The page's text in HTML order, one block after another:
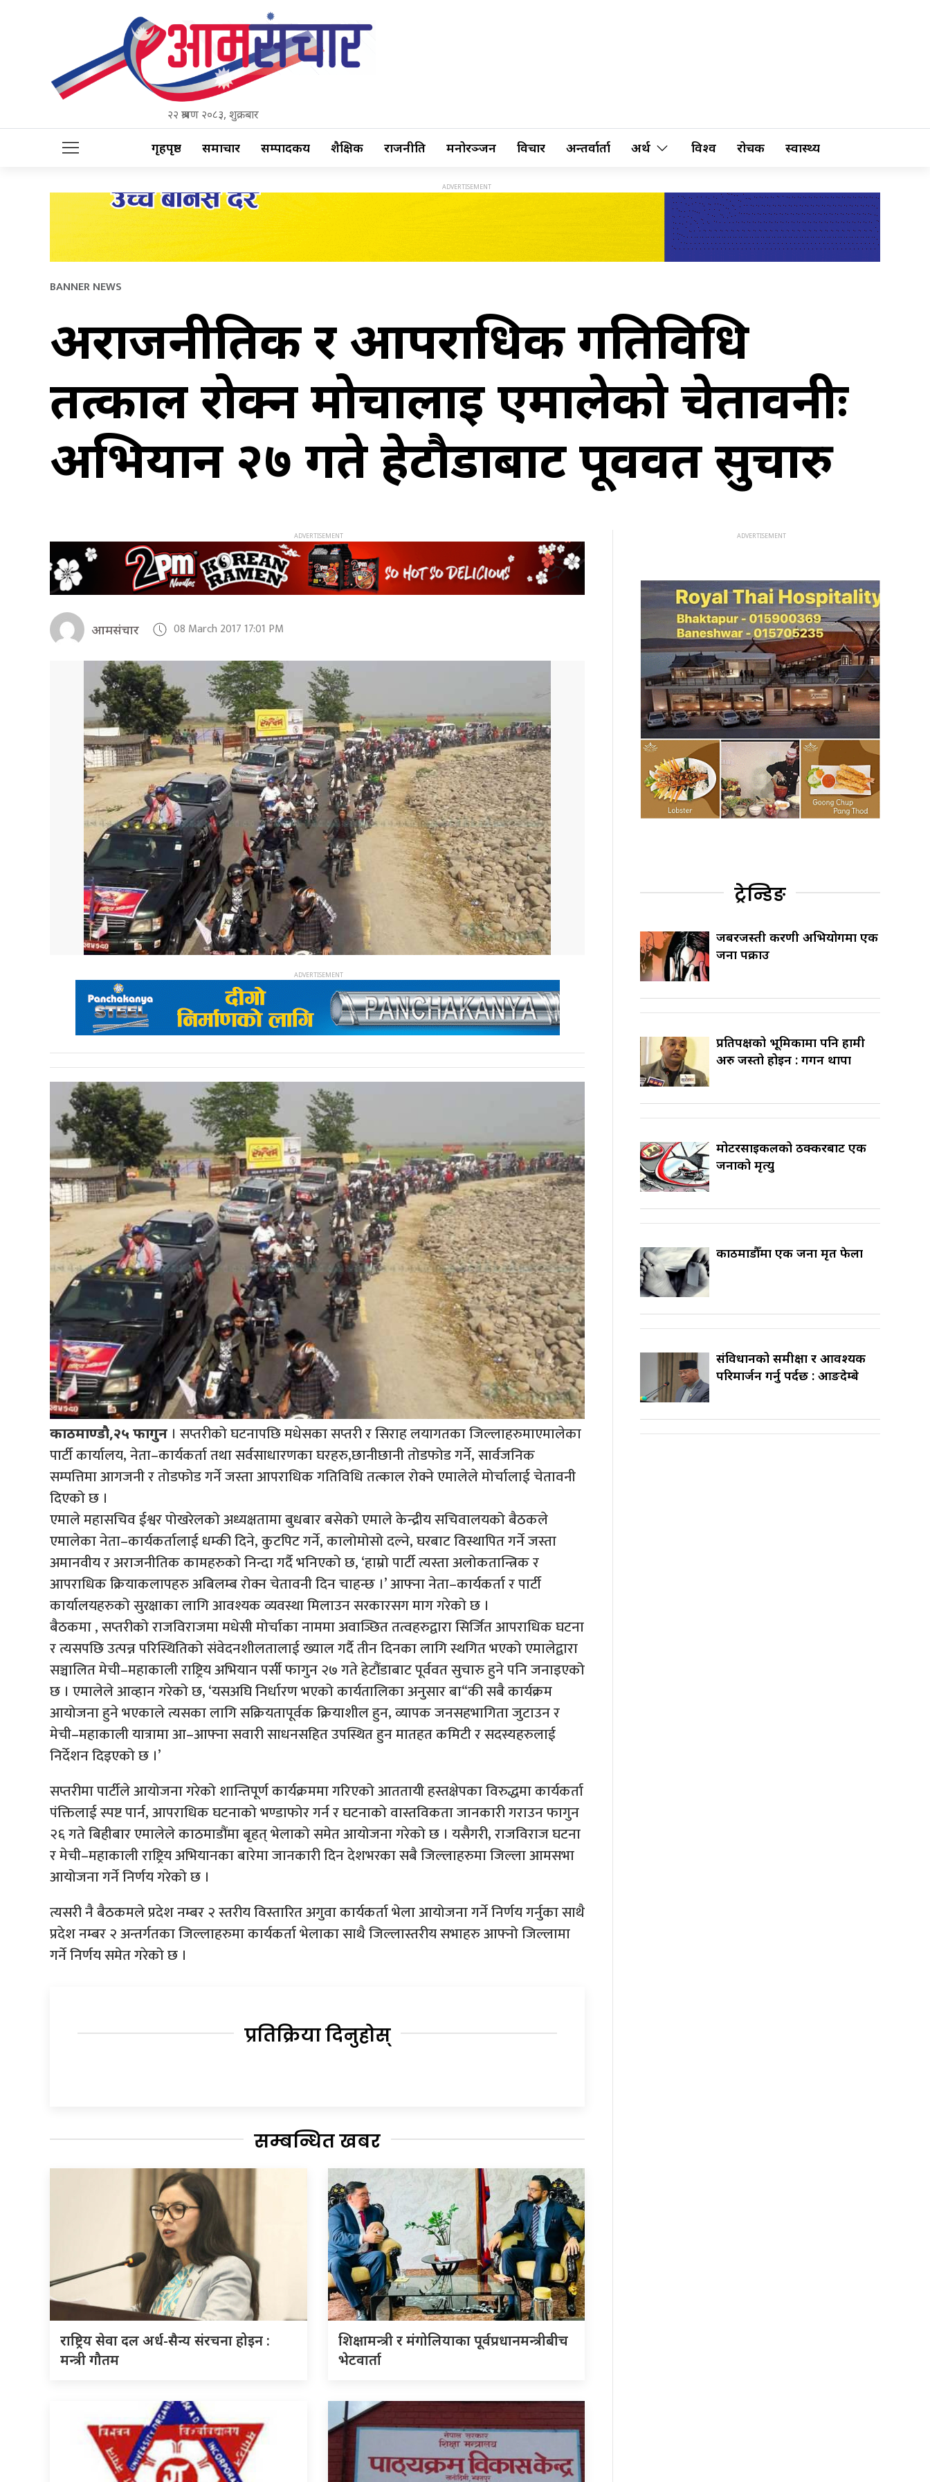
२२ श्रावण २०८३, शुक्रबार
गृहपृष्ठ समाचार सम्पादकीय शैक्षिक राजनीति मनोरञ्जन विचार अन्तर्वार्ता अर्थ विश्व रोचक स्वास्थ्य
BANNER NEWS
अराजनीतिक र आपराधिक गतिविधि
तत्काल रोक्न मोर्चालाई एमालेको चेतावनीः
अभियान २७ गते हेटौडाबाट पूर्ववत सुचारु
आमसंचार 08 March 2017 17:01 PM
काठमाण्डौ,२५ फागुन । सप्तरीको घटनापछि मधेसका सप्तरी र सिराह लयागतका जिल्लाहरुमाएमालेका
पार्टी कार्यालय, नेता–कार्यकर्ता तथा सर्वसाधारणका घरहरु,छानीछानी तोडफोड गर्ने, सार्वजनिक
सम्पत्तिमा आगजनी र तोडफोड गर्ने जस्ता आपराधिक गतिविधि तत्काल रोक्ने एमालेले मोर्चालाई चेतावनी
दिएको छ ।
एमाले महासचिव ईश्वर पोखरेलको अध्यक्षतामा बुधबार बसेको एमाले केन्द्रीय सचिवालयको बैठकले
एमालेका नेता–कार्यकर्तालाई धम्की दिने, कुटपिट गर्ने, कालोमोसो दल्ने, घरबाट विस्थापित गर्ने जस्ता
अमानवीय र अराजनीतिक कामहरुको निन्दा गर्दै भनिएको छ, ‘हाम्रो पार्टी त्यस्ता अलोकतान्त्रिक र
आपराधिक क्रियाकलापहरु अबिलम्ब रोक्न चेतावनी दिन चाहन्छ ।’ आफ्ना नेता–कार्यकर्ता र पार्टी
कार्यालयहरुको सुरक्षाका लागि आवश्यक व्यवस्था मिलाउन सरकारसग माग गरेको छ ।
बैठकमा , सप्तरीको राजविराजमा मधेसी मोर्चाका नाममा अवाञ्छित तत्वहरुद्वारा सिर्जित आपराधिक घटना
र त्यसपछि उत्पन्न परिस्थितिको संवेदनशीलतालाई ख्याल गर्दै तीन दिनका लागि स्थगित भएको एमालेद्वारा
सञ्चालित मेची–महाकाली राष्ट्रिय अभियान पर्सी फागुन २७ गते हेटौंडाबाट पूर्ववत सुचारु हुने पनि जनाइएको
छ । एमालेले आव्हान गरेको छ, ‘यसअघि निर्धारण भएको कार्यतालिका अनुसार बा“की सबै कार्यक्रम
आयोजना हुने भएकाले त्यसका लागि सक्रियतापूर्वक क्रियाशील हुन, व्यापक जनसहभागिता जुटाउन र
मेची–महाकाली यात्रामा आ–आफ्ना सवारी साधनसहित उपस्थित हुन मातहत कमिटी र सदस्यहरुलाई
निर्देशन दिइएको छ ।’
सप्तरीमा पार्टीले आयोजना गरेको शान्तिपूर्ण कार्यक्रममा गरिएको आततायी हस्तक्षेपका विरुद्धमा कार्यकर्ता
पंक्तिलाई स्पष्ट पार्न, आपराधिक घटनाको भण्डाफोर गर्न र घटनाको वास्तविकता जानकारी गराउन फागुन
२६ गते बिहीबार एमालेले काठमाडौंमा बृहत् भेलाको समेत आयोजना गरेको छ । यसैगरी, राजविराज घटना
र मेची–महाकाली राष्ट्रिय अभियानका बारेमा जानकारी दिन देशभरका सबै जिल्लाहरुमा जिल्ला आमसभा
आयोजना गर्ने निर्णय गरेको छ ।
त्यसरी नै बैठकमले प्रदेश नम्बर २ स्तरीय विस्तारित अगुवा कार्यकर्ता भेला आयोजना गर्ने निर्णय गर्नुका साथै
प्रदेश नम्बर २ अन्तर्गतका जिल्लाहरुमा कार्यकर्ता भेलाका साथै जिल्लास्तरीय सभाहरु आफ्नो जिल्लामा
गर्ने निर्णय समेत गरेको छ ।
प्रतिक्रिया दिनुहोस्
सम्बन्धित खबर
राष्ट्रिय सेवा दल अर्ध-सैन्य संरचना होइन :
मन्त्री गौतम
शिक्षामन्त्री र मंगोलियाका पूर्वप्रधानमन्त्रीबीच
भेटवार्ता
ट्रेन्डिङ
जबरजस्ती करणी अभियोगमा एक
जना पक्राउ
प्रतिपक्षको भूमिकामा पनि हामी
अरु जस्तो होइन : गगन थापा
मोटरसाइकलको ठक्करबाट एक
जनाको मृत्यु
काठमाडौँमा एक जना मृत फेला
संविधानको समीक्षा र आवश्यक
परिमार्जन गर्नु पर्दछ : आङदेम्बे